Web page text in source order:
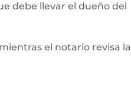
debe llevar el dueño del
el notario revisa la